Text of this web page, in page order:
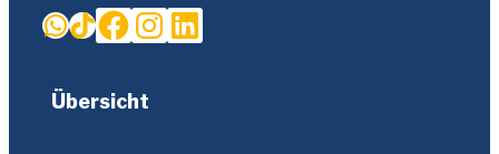
WhatsApp TikTok Facebook InstagramLinkedIn
Übersicht